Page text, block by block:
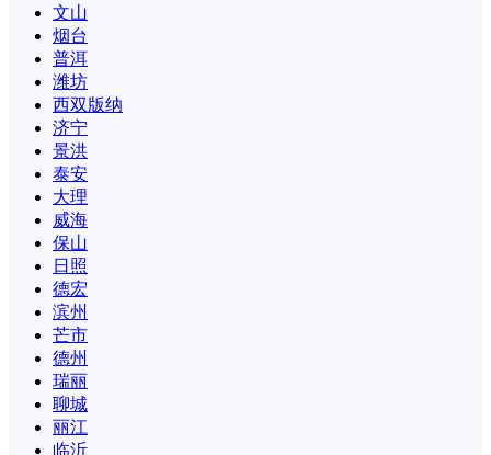
文山
烟台
普洱
潍坊
西双版纳
济宁
景洪
泰安
大理
威海
保山
日照
德宏
滨州
芒市
德州
瑞丽
聊城
丽江
临沂